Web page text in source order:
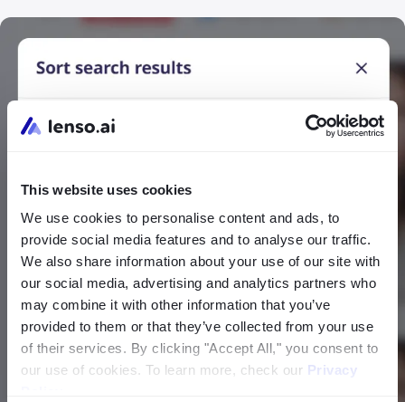
This website uses cookies
We use cookies to personalise content and ads, to
provide social media features and to analyse our traffic.
We also share information about your use of our site with
our social media, advertising and analytics partners who
may combine it with other information that you’ve
provided to them or that they’ve collected from your use
of their services. By clicking "Accept All," you consent to
our use of cookies. To learn more, check our Privacy